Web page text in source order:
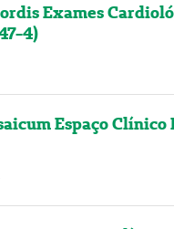
Exames
4)
Espaço